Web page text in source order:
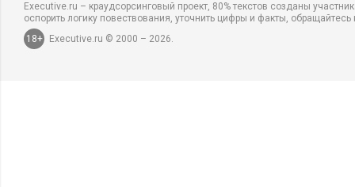
Executive.ru – краудсорсинговый проект, 80% текстов созданы
оспорить логику повествования, уточнить цифры и факты,
18+
Executive.ru © 2000 – 2026.